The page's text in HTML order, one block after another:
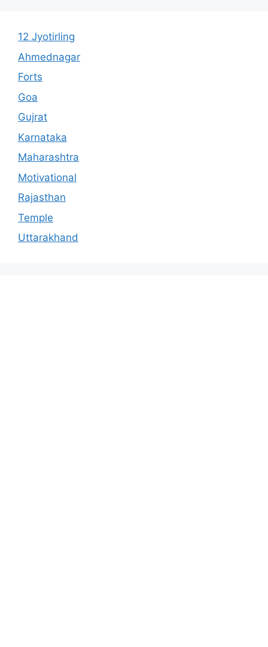
12 Jyotirling
Ahmednagar
Forts
Goa
Gujrat
Karnataka
Maharashtra
Motivational
Rajasthan
Temple
Uttarakhand